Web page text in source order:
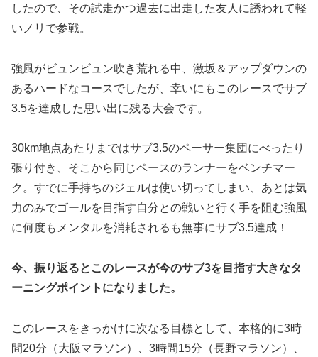
したので、その試走かつ過去に出走した友人に誘われて軽
いノリで参戦。
強風がビュンビュン吹き荒れる中、激坂＆アップダウンの
あるハードなコースでしたが、幸いにもこのレースでサブ
3.5を達成した思い出に残る大会です。
30km地点あたりまではサブ3.5のペーサー集団にべったり
張り付き、そこから同じペースのランナーをベンチマー
ク。すでに手持ちのジェルは使い切ってしまい、あとは気
力のみでゴールを目指す自分との戦いと行く手を阻む強風
に何度もメンタルを消耗されるも無事にサブ3.5達成！
今、振り返るとこのレースが今のサブ3を目指す大きなタ
ーニングポイントになりました。
このレースをきっかけに次なる目標として、本格的に3時
間20分（大阪マラソン）、3時間15分（長野マラソン）、